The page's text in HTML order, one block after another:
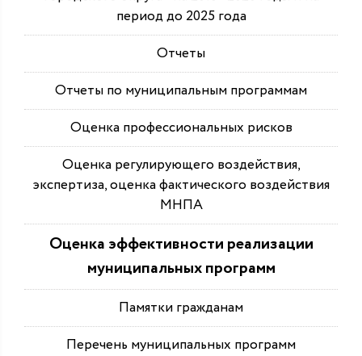
период до 2025 года
Отчеты
Отчеты по муниципальным программам
Оценка профессиональных рисков
Оценка регулирующего воздействия,
экспертиза, оценка фактического воздействия
МНПА
Оценка эффективности реализации
муниципальных программ
Памятки гражданам
Перечень муниципальных программ